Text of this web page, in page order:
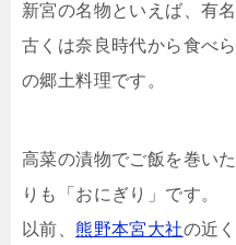
新宮の名物といえば、有
古くは奈良時代から食べ
の郷土料理です。
高菜の漬物でご飯を巻い
りも「おにぎり」です。
以前、熊野本宮大社の近